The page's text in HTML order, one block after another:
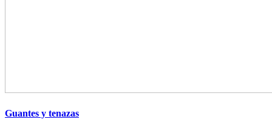
Guantes y tenazas